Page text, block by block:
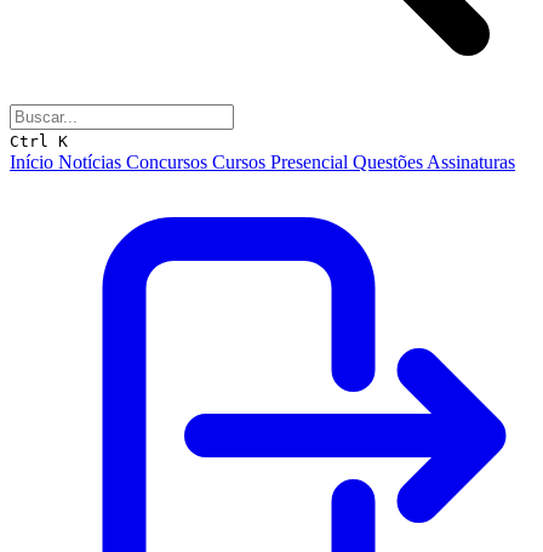
Ctrl K
Início Notícias Concursos Cursos Presencial Questões Assinaturas